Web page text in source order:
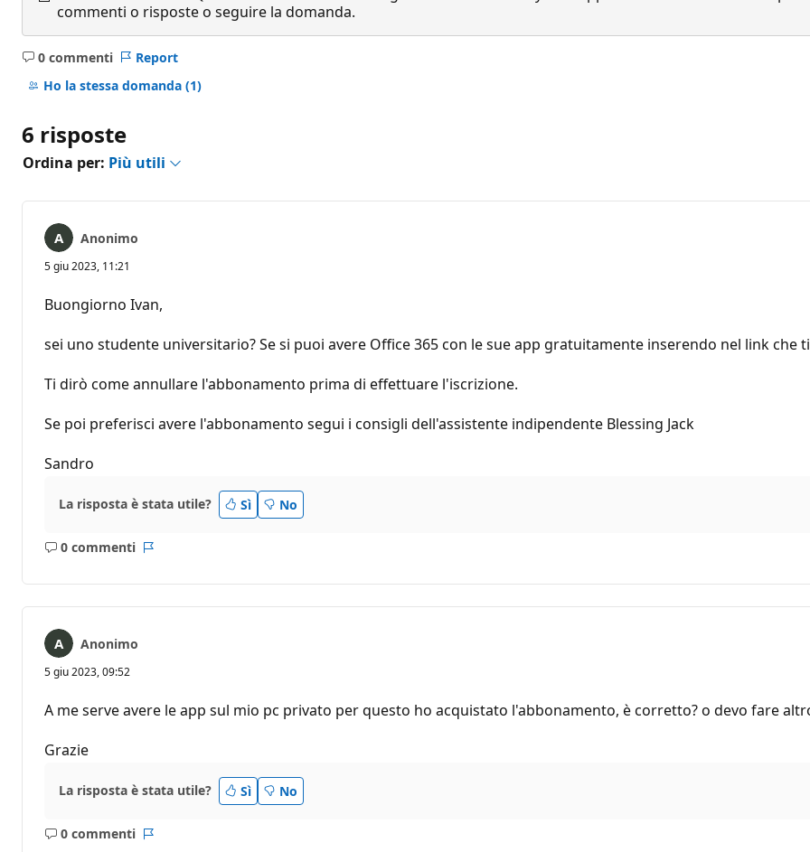
commenti o risposte o seguire la domanda.
0 commenti
Nessun
commento
Report
Ho la stessa domanda (1)
6 risposte
Ordina per: Più utili
Anonimo
5 giu 2023, 11:21
Buongiorno Ivan,
sei uno studente universitario? Se si puoi avere Office 365 con le sue app gratuitamente inserendo nel link che
Ti dirò come annullare l'abbonamento prima di effettuare l'iscrizione.
Se poi preferisci avere l'abbonamento segui i consigli dell'assistente indipendente Blessing Jack
Sandro
La risposta è stata utile? Sì No
0 commenti
Nessun
Anonimo
5 giu 2023, 09:52
A me serve avere le app sul mio pc privato per questo ho acquistato l'abbonamento, è corretto? o devo fare
Grazie
La risposta è stata utile? Sì No
0 commenti
Nessun